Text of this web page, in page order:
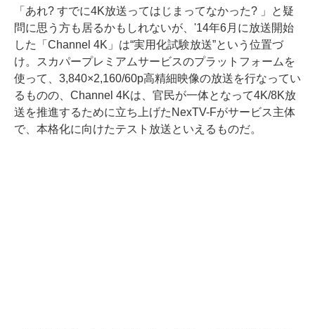
「あれ? すでに4K放送ってはじまってなかった? 」と疑
問に思う方も居るかもしれないが、'14年6月に放送開始
した「Channel 4K」は“実用化試験放送”という位置づ
け。スカパープレミアムサービスのプラットフォームを
使って、3,840×2,160/60p高精細映像の放送を行なってい
るものの、Channel 4Kは、官民が一体となって4K/8K放
送を推進するために立ち上げたNexTV-Fがサービス主体
で、本格化に向けたテスト放送といえるものだ。